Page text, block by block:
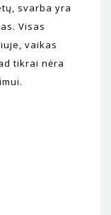
svarba yra
Visas
vaikas
tikrai nėra